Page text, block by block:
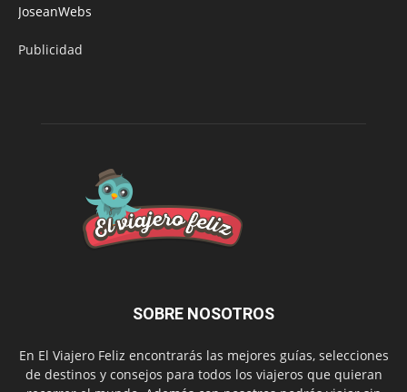
JoseanWebs
Publicidad
SOBRE NOSOTROS
En El Viajero Feliz encontrarás las mejores guías, selecciones
de destinos y consejos para todos los viajeros que quieran